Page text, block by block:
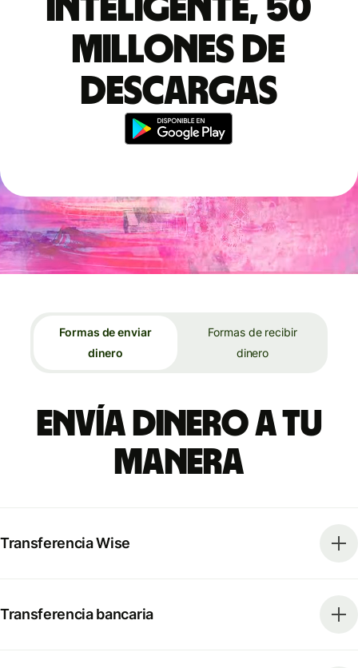
inteligente, 50
millones de
descargas
Formas de enviar
dinero
Formas de recibir
dinero
Envía dinero a tu
manera
Transferencia Wise
Transferencia bancaria